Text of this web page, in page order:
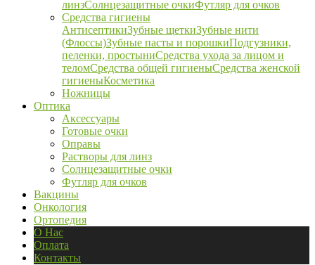
линзСолнцезащитные очкиФутляр для очков
Средства гигиены
АнтисептикиЗубные щеткиЗубные нити
(Флоссы)Зубные пасты и порошкиПодгузники,
пеленки, простыниСредства ухода за лицом и
теломСредства общей гигиеныСредства женской
гигиеныКосметика
Ножницы
Оптика
Аксессуары
Готовые очки
Оправы
Растворы для линз
Солнцезащитные очки
Футляр для очков
Вакцины
Онкология
Ортопедия
О Нас
Оплата
Контакты